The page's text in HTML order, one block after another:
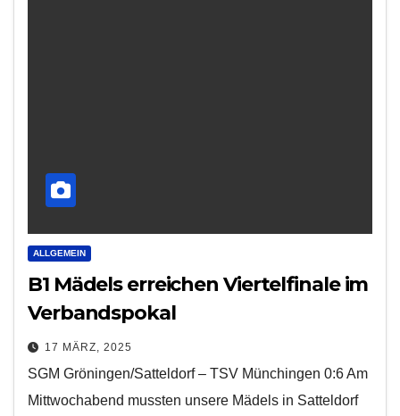
ALLGEMEIN
B1 Mädels erreichen Viertelfinale im
Verbandspokal
17 MÄRZ, 2025
SGM Gröningen/Satteldorf – TSV Münchingen 0:6 Am
Mittwochabend mussten unsere Mädels in Satteldorf